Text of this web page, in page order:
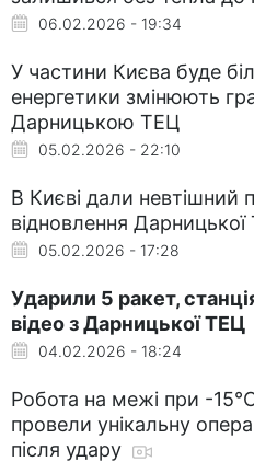
06.02.2026 - 19:34
У частини Києва буде
енергетики змінюють
Дарницькою ТЕЦ
05.02.2026 - 22:10
В Києві дали невтішний
відновлення
05.02.2026 - 17:28
Ударили 5 ракет,
відео з Дарницької ТЕЦ
04.02.2026 - 18:24
Робота на межі при -
провели унікальну
після удару